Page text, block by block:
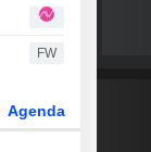
FW
Agenda